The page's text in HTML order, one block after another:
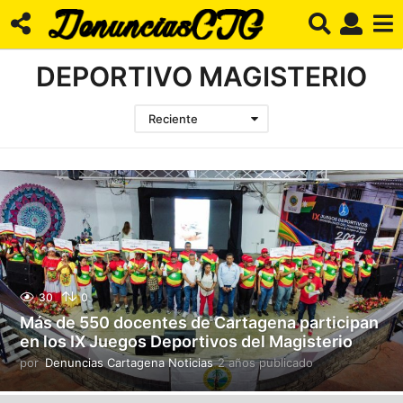
DEPORTIVO MAGISTERIO
Reciente
30 0
Más de 550 docentes de Cartagena participan
en los IX Juegos Deportivos del Magisterio
por Denuncias Cartagena Noticias 2 años publicado2
ñ